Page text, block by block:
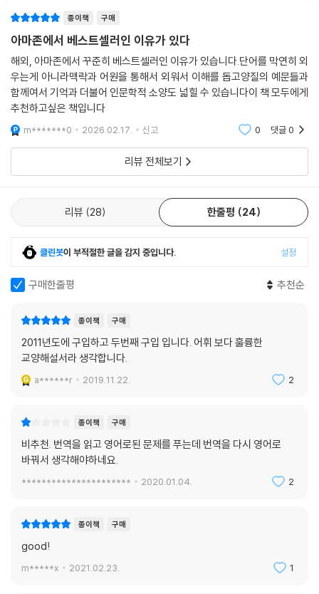
2012 영단어 정복의 바이블 *안티***
2013 단순한 단어 책이 아니라 한 편의 재미있는 인문 책 *eig***
2014 격이 다른 영어 공부 *yar***
2015 단어장이 이렇게 재미있을 줄이야 *비니***
2016 단어 형성 원리를 배울 수 있어서 참 좋다 *jjh***
2017 단어 공부와 복습까지, 탄탄한 구성의 책 *화이***
2018 현존하는 최고의 어휘 책 *hor***
종이책 구매
아마존에서 베스트셀러인 이유가 있다
해외, 아마존에서 꾸준히 베스트셀러인 이유가 있습니다.단어를 막연히 외
우는게 아니라맥락과 어원을 통해서 외워서 이해를 돕고양질의 예문들과
함께여서 기억과 더불어 인문학적 소양도 넓힐 수 있습니다이 책 모두에게
추천하고싶은 책입니다
m*******0 2026.02.17. 신고 0 댓글0
리뷰 전체보기
리뷰 28 한줄평 24
클린봇이 부적절한 글을 감지 중입니다. 설정
구매한줄평 추천순
종이책 구매
2011년도에 구입하고 두번째 구입 입니다. 어휘 보다 훌륭한
교양해설서라 생각합니다.
a******r 2019.11.22. 2
종이책 구매
비추천. 번역을 읽고 영어로된 문제를 푸는데 번역을 다시 영어로
바꿔서 생각해야하네요.
********************** 2020.01.04. 2
종이책 구매
good!
m*****x 2021.02.23. 1